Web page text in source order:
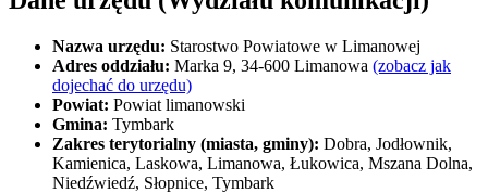
Nazwa urzędu: Starostwo Powiatowe w Limanowej
Adres oddziału: Marka 9, 34-600 Limanowa (zobacz jak
dojechać do urzędu)
Powiat: Powiat limanowski
Gmina: Tymbark
Zakres terytorialny (miasta, gminy): Dobra, Jodłownik,
Kamienica, Laskowa, Limanowa, Łukowica, Mszana Dolna,
Niedźwiedź, Słopnice, Tymbark